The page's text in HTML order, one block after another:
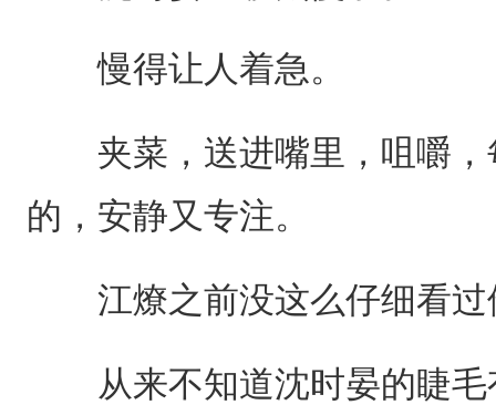
慢得让人着急。
夹菜，送进嘴里，咀嚼，
的，安静又专注。
江燎之前没这么仔细看过
从来不知道沈时晏的睫毛